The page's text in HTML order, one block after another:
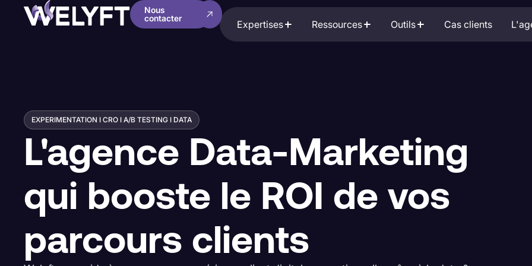
Expertises Ressources Outils Cas clients
Nous
contacter
EXPERIMENTATION I CRO I A/B TESTING I DATA
L'agence Data-Marketing
qui booste le ROI de vos
parcours clients